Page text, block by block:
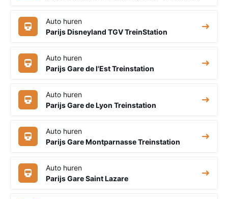
Auto huren
Parijs Disneyland TGV TreinStation
Auto huren
Parijs Gare de l'Est Treinstation
Auto huren
Parijs Gare de Lyon Treinstation
Auto huren
Parijs Gare Montparnasse Treinstation
Auto huren
Parijs Gare Saint Lazare